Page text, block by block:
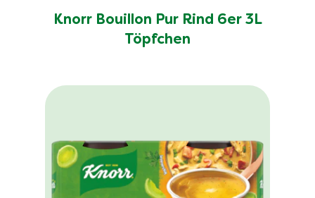
Knorr Bouillon Pur Rind 6er 3L
Töpfchen